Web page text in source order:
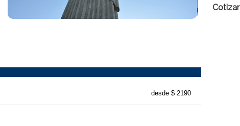
desde $ 2190
Cotizar